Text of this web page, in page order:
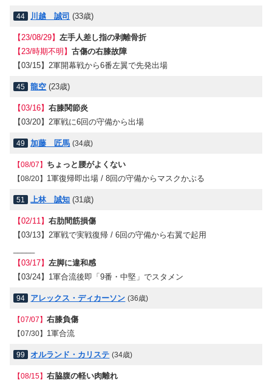
44 川越 誠司 (33歳)
【23/08/29】左手人差し指の剥離骨折
【23/時期不明】古傷の右膝故障
【03/15】 2軍開幕戦から6番左翼で先発出場
45 龍空 (23歳)
【03/16】右膝関節炎
【03/20】 2軍戦に6回の守備から出場
49 加藤 匠馬 (34歳)
【08/07】 ちょっと腰がよくない
【08/20】 1軍復帰即出場 / 8回の守備からマスクかぶる
51 上林 誠知 (31歳)
【02/11】右肋間筋損傷
【03/13】 2軍戦で実戦復帰 / 6回の守備から右翼で起用
【03/17】左脚に違和感
【03/24】 1軍合流後即「9番・中堅」でスタメン
94 アレックス・ディカーソン (36歳)
【07/07】右膝負傷
【07/30】 1軍合流
99 オルランド・カリステ (34歳)
【08/15】右脇腹の軽い肉離れ